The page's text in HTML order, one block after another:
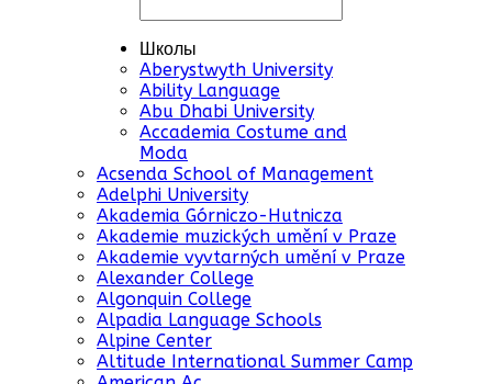
Школы
Aberystwyth University
Ability Language
Abu Dhabi University
Accademia Costume and
Moda
Acsenda School of Management
Adelphi University
Akademia Górniczo-Hutnicza
Akademie muzických umění v Praze
Akademie vyvtarných umění v Praze
Alexander College
Algonquin College
Alpadia Language Schools
Alpine Center
Altitude International Summer Camp